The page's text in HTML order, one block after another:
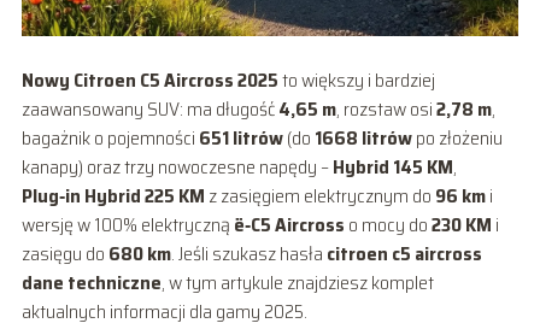
Nowy Citroen C5 Aircross 2025to większy i bardziej
zaawansowany SUV: ma długość4,65 m, rozstaw osi2,78 m,
bagażnik o pojemności 651 litrów(do 1668 litrówpo złożeniu
kanapy) oraz trzy nowoczesne napędy –Hybrid 145 KM,
Plug‑in Hybrid 225 KM z zasięgiem elektrycznym do 96 kmi
wersję w 100% elektryczną ë‑C5 Aircross o mocy do230 KM i
zasięgu do 680 km. Jeśli szukasz hasła citroen c5 aircross
dane techniczne, w tym artykule znajdziesz komplet
aktualnych informacji dla gamy 2025.